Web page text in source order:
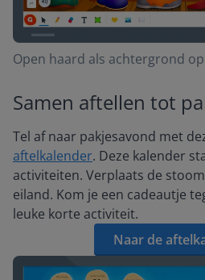
Open haard als achtergrond
Samen aftellen tot
Tel af naar pakjesavond met
aftelkalender. Deze kalender
activiteiten. Verplaats de
eiland. Kom je een cadeautje
leuke korte activiteit.
Naar de